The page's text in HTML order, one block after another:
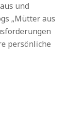
und
„Mütter aus
persönliche